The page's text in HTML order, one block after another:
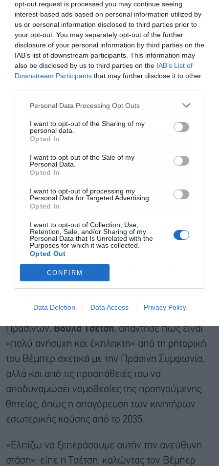
opt-out request is processed you may continue seeing
interest-based ads based on personal information utilized by
us or personal information disclosed to third parties prior to
your opt-out. You may separately opt-out of the further
disclosure of your personal information by third parties on the
IAB’s list of downstream participants. This information may
also be disclosed by us to third parties on the IAB’s List of
Downstream Participants that may further disclose it to other
Personal Data Processing Opt Outs
I want to opt-out of the Sharing of my
personal data.
Opted In
I want to opt-out of the Sale of my
Personal Data.
Opted In
I want to opt-out of processing my
Personal Data for Targeted Advertising.
Opted In
I want to opt-out of Collection, Use,
Retention, Sale, and/or Sharing of my
Personal Data that Is Unrelated with the
Purposes for which it was collected.
Opted Out
CONFIRM
Data Deletion Data Access Privacy Policy
σταμάτησε την «ιδεολογική κλιματική του
πολιτική», μεταδίδει το Politico.
Επικρίσεις προς πάσα κατεύθυνση: «Χωρίς
εμάς, η Ευρώπη θα είχε ακολουθήσει τους
Πράσινους στον αγώνα τους κατά της ενιαίας
συμφωνιών… Εμείς είμαστε αυτοί που σώζουμε
τις ευρωπαϊκές οικονομίες», δήλωσε ο Βέμπερ,
κατηγορώντας τα υπόλοιπα πολιτικά στρατόπεδα
ότι συνέβαλαν στην άνοδο της ακροδεξιάς στις
ευρωεκλογές του περασμένου έτους.
Υπενθύμιση:Παρά την επιθετική ρητορική του
κατά της ακροδεξιάς, ο Βέμπερ έχει κατ’
επανάληψη βασιστεί στις ψήφους της στο
Ευρωκοινοβούλιο για να περάσει βασικές
προτεραιότητες του ΕΛΚ, προκαλώντας
αντιδράσεις ακόμη και εντός του κόμματος.
επίθεση του Βέμπερ, η συμπρόεδρος των
Πρασίνων,Βούλα Τσέτση, απάντησε πως είναι
«πολύ ανήσυχη και έκπληκτη» από τη ρητορική
του Βέμπερ σχετικά με την Πράσινη Συμφωνία,
αλλά και από τις προσπάθειές του να
αποδυναμώσει νομοθεσίες της προηγούμενης
θητείας, όπως η απαγόρευση των κινητήρων
εσωτερικής καύσης από το 2035.
«Ελπίζω να ξεπεράσουμε αυτήν την ανεύθυνη
στάση», είπε η Τσέτση, καλώντας τον Βέμπερ
Εγγραφή στο
newsletter
Αποδέχομαι τους